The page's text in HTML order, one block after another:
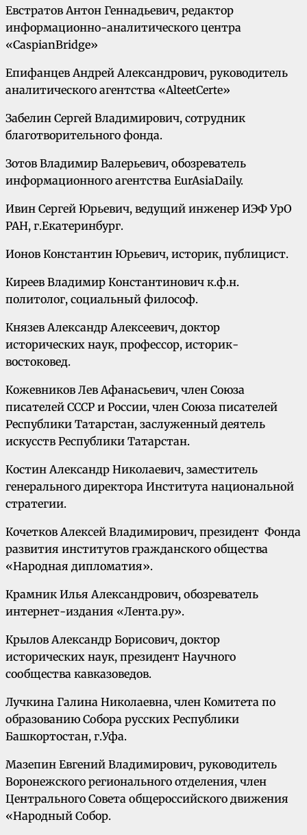
Евстратов Антон Геннадьевич, редактор
информационно-аналитического центра
«CaspianBridge»
Епифанцев Андрей Александрович, руководитель
аналитического агентства «AlteetCerte»
Забелин Сергей Владимирович, сотрудник
благотворительного фонда.
Зотов Владимир Валерьевич, обозреватель
информационного агентства EurAsiaDaily.
Ивин Сергей Юрьевич, ведущий инженер ИЭФ УрО
РАН, г.Екатеринбург.
Ионов Константин Юрьевич, историк, публицист.
Киреев Владимир Константинович к.ф.н.
политолог, социальный философ.
Князев Александр Алексеевич, доктор
исторических наук, профессор, историк-
востоковед.
Кожевников Лев Афанасьевич, член Союза
писателей СССР и России, член Союза писателей
Республики Татарстан, заслуженный деятель
искусств Республики Татарстан.
Костин Александр Николаевич, заместитель
генерального директора Института национальной
стратегии.
Кочетков Алексей Владимирович, президент Фонда
развития институтов гражданского общества
«Народная дипломатия».
Крамник Илья Александрович, обозреватель
интернет-издания «Лента.ру».
Крылов Александр Борисович, доктор
исторических наук, президент Научного
сообщества кавказоведов.
Лучкина Галина Николаевна, член Комитета по
образованию Собора русских Республики
Башкортостан, г.Уфа.
Мазепин Евгений Владимирович, руководитель
Воронежского регионального отделения, член
Центрального Совета общероссийского движения
«Народный Собор.